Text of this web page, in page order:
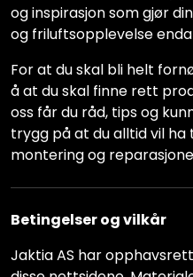
og inspirasjon som gjør
og friluftsopplevelse
For at du skal bli helt
å at du skal finne rett
oss får du råd, tips og
trygg på at du alltid vil ha
montering og
Betingelser og vilkår
Jaktia AS har